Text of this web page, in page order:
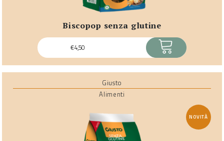
biscopop senza glutine
€4,50 ACQUISTA
Giusto
Alimenti
NOVITÀ